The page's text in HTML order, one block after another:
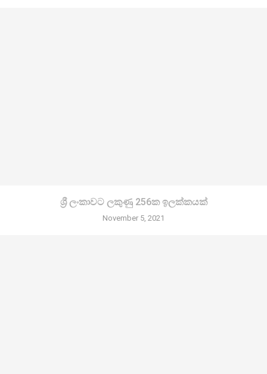
ශ්‍රී ලංකාවට ලකුණු 256ක ඉලක්කයක්
November 5, 2021